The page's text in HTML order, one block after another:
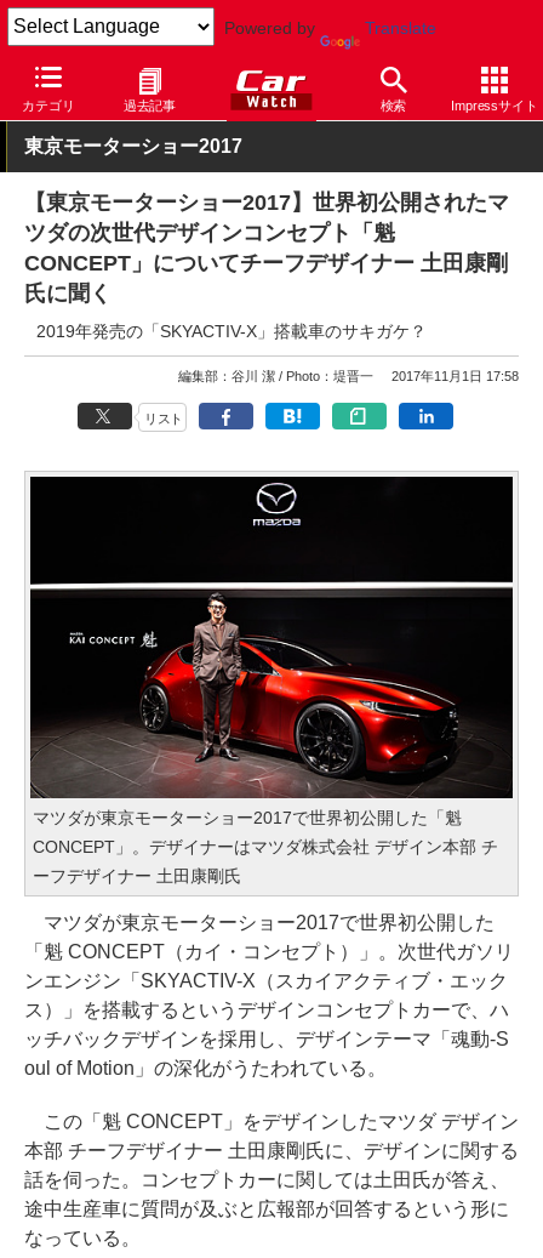
Powered by Translate
カテゴリ 過去記事 検索 Impressサイト
Car Watch 自動車 マツダ コンセプトカー
東京モーターショー2017
【東京モーターショー2017】世界初公開されたマ
ツダの次世代デザインコンセプト「魁
CONCEPT」についてチーフデザイナー 土田康剛
氏に聞く
2019年発売の「SKYACTIV-X」搭載車のサキガケ？
編集部：谷川 潔 Photo：堤晋一 2017年11月1日 17:58
リスト
マツダが東京モーターショー2017で世界初公開した「魁
CONCEPT」。デザイナーはマツダ株式会社 デザイン本部 チ
ーフデザイナー 土田康剛氏
マツダが東京モーターショー2017で世界初公開した
「魁 CONCEPT（カイ・コンセプト）」。次世代ガソリ
ンエンジン「SKYACTIV-X（スカイアクティブ・エック
ス）」を搭載するというデザインコンセプトカーで、ハ
ッチバックデザインを採用し、デザインテーマ「魂動-S
oul of Motion」の深化がうたわれている。
この「魁 CONCEPT」をデザインしたマツダ デザイン
本部 チーフデザイナー 土田康剛氏に、デザインに関する
話を伺った。コンセプトカーに関しては土田氏が答え、
途中生産車に質問が及ぶと広報部が回答するという形に
なっている。